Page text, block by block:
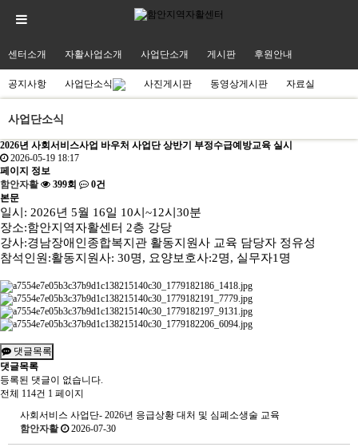
센터소개 자활사업소개 사업단소개 게시판 후원안내
공지사항 사업단소식 사진게시판 동영상게시판 자료실
사업단소식
2026년 사회서비스사업 바우처 사업단 상반기 부정수급예방교육 실시
2026-05-19 18:17
페이지 정보
함안자활
399회
0건
본문
일시: 2026년 5월 16일 10시~12시30분
장소:함안지역자활센터 2층 강당
강사:경남장애인종합복지관 활동지원사 교육 담당자 정유성
참석인원:활동지원사: 30명, 요양보호사:2명, 실무자1명
댓글목록
댓글목록
등록된 댓글이 없습니다.
전체 114건 1 페이지
사회서비스 사업단- 2026년 응급상황 대처 및 심폐소생술 교육
함안자활
2026-07-30